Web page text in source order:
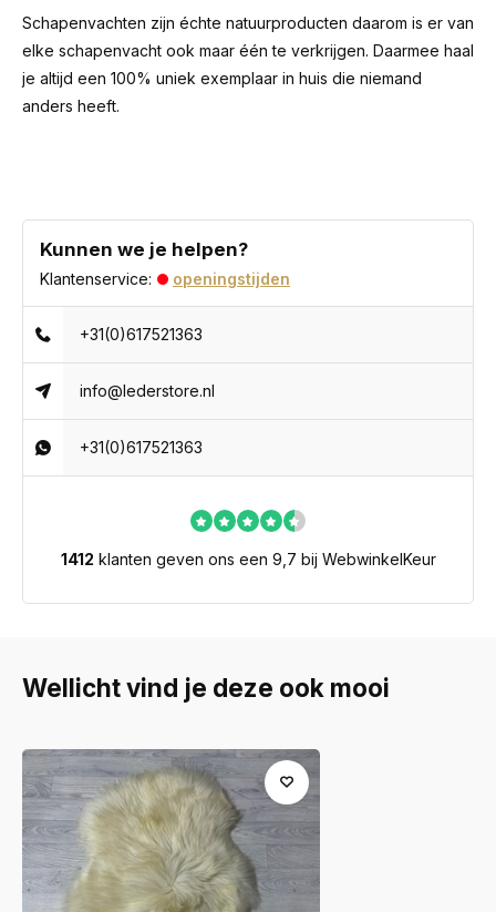
Schapenvachten zijn échte natuurproducten daarom is er van
elke schapenvacht ook maar één te verkrijgen. Daarmee haal
je altijd een 100% uniek exemplaar in huis die niemand
anders heeft.
Kunnen we je helpen?
Klantenservice: openingstijden
+31(0)617521363
info@lederstore.nl
+31(0)617521363
1412 klanten geven ons een 9,7 bij WebwinkelKeur
Wellicht vind je deze ook mooi